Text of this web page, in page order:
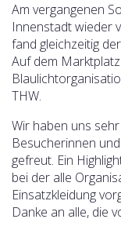
Am vergangenen
Innenstadt wieder
fand gleichzeitig
Auf dem
THW.
Wir haben uns
Besucherinnen
gefreut. Ein
bei der alle
Einsatzkleidung
Danke an alle, die